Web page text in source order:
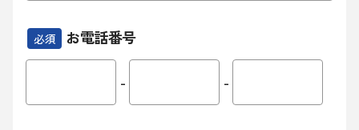
必須 お電話番号
- -